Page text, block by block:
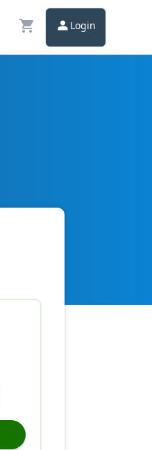
Login